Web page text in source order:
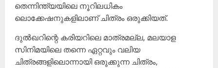
തെന്നിന്ത്യയിലെ നൂറിലധികം
ലൊക്കേഷനുകളിലാണ് ചിത്രം ഒരുക്കിയത്.
ദുൽഖറിന്റെ കരിയറിലെ മാത്രമല്ല, മലയാള
സിനിമയിലെ തന്നെ ഏറ്റവും വലിയ
ചിത്രങ്ങളിലൊന്നായി ഒരുക്കുന്ന ചിത്രം,